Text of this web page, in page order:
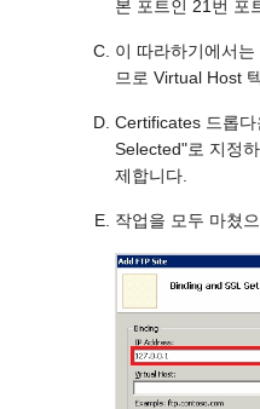
본 포트인 21번 포
이 따라하기에서
므로 Virtual Host
Certificates 드롭
Selected"로 지정
제합니다.
작업을 모두 마쳤